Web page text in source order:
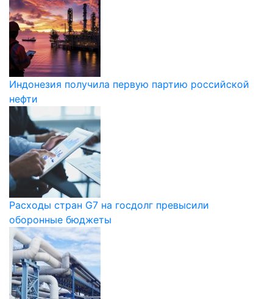
Индонезия получила первую партию российской
нефти
Расходы стран G7 на госдолг превысили
оборонные бюджеты